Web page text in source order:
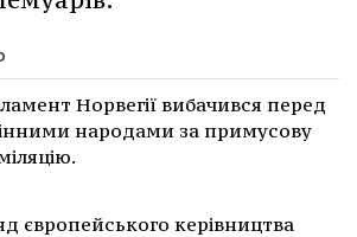
Норвегії вибачився перед
народами за примусову
європейського керівництва